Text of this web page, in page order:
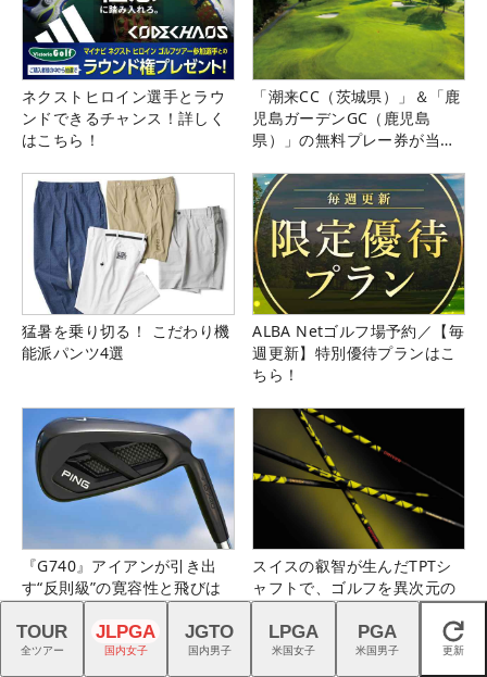
ネクストヒロイン選手とラウ
ンドできるチャンス！詳しく
はこちら！
「潮来CC（茨城県）」＆「鹿
児島ガーデンGC（鹿児島
県）」の無料プレー券が当た
猛暑を乗り切る！ こだわり機
能派パンツ4選
ALBA Netゴルフ場予約／【毎
週更新】特別優待プランはこ
ちら！
『G740』アイアンが引き出
す“反則級”の寛容性と飛びは
本当だった！
スイスの叡智が生んだTPTシ
ャフトで、ゴルフを異次元の
世界へ
閉じる
TOUR
全ツアー
JLPGA
国内女子
JGTO
国内男子
LPGA
米国女子
PGA
米国男子 更新